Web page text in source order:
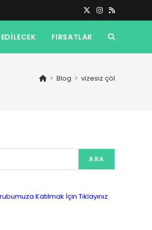
FIRSATLAR TOGGLE
> Blog > vizesiz çöl
ARA
Katılmak İçin Tıklayınız